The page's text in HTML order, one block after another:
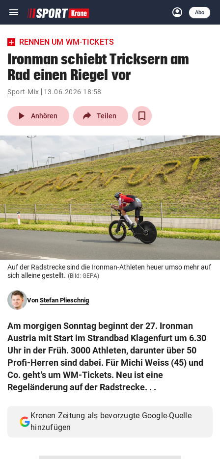
menu Navigation
ein-/ausklappen
account_circle
Anmelden
Abo
close Schließen
account_circle Anmelden
pin_drop
Wien arrow_right
bookmark
search
Suchbegriff
eingeben
© Krone Multimedia GmbH & Co KG 2026
Muthgasse 2, 1190 Wien
RENNEN UM WM-TICKETS
Ironman schiebt Tricksern am
Rad einen Riegel vor
Sport-Mix 13.06.2026 18:58
play_arrow Anhören Teilen
Auf der Radstrecke sind die Ironman-Athleten heuer umso mehr auf
sich alleine gestellt. (Bild: GEPA)
Von Stefan Plieschnig
Am morgigen Sonntag beginnt der 27. Ironman
Austria mit Start im Strandbad Klagenfurt um 6.30
Uhr in der Früh. 3000 Athleten, darunter über 50
Profi-Herren sind dabei. Für Michi Weiss (45) und
Co. geht‘s um WM-Tickets. Neu ist eine
Regeländerung auf der Radstrecke. . .
Kronen Zeitung als bevorzugte Google-Quelle
hinzufügen